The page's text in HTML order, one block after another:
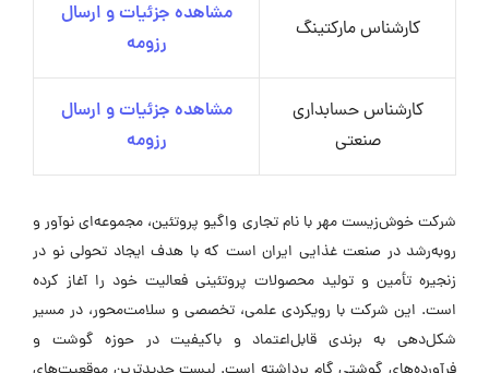
کارشناس مارکتینگ
مشاهده جزئیات و ارسال
رزومه
کارشناس حسابداری
صنعتی
مشاهده جزئیات و ارسال
رزومه
شرکت خوش‌زیست مهر با نام تجاری واگیو پروتئین، مجموعه‌ای نوآور و
روبه‌رشد در صنعت غذایی ایران است که با هدف ایجاد تحولی نو در
زنجیره تأمین و تولید محصولات پروتئینی فعالیت خود را آغاز کرده
است. این شرکت با رویکردی علمی، تخصصی و سلامت‌محور، در مسیر
شکل‌دهی به برندی قابل‌اعتماد و باکیفیت در حوزه گوشت و